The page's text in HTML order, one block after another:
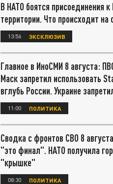
В НАТО боятся присоединения к
территории. Что происходит
13:56 ЭКСКЛЮЗИВ
Главное в ИноСМИ 8 августа:
Маск запретил использовать
вглубь России. Украине
11:00 ПОЛИТИКА
Сводка с фронтов СВО 8
"это финал". НАТО получила
"крышке"
08:30 ПОЛИТИКА